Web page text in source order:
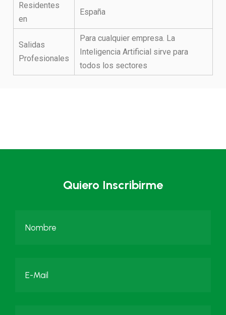
Residentes
en
España
Salidas
Profesionales
Para cualquier empresa. La
Inteligencia Artificial sirve para
todos los sectores
Quiero Inscribirme